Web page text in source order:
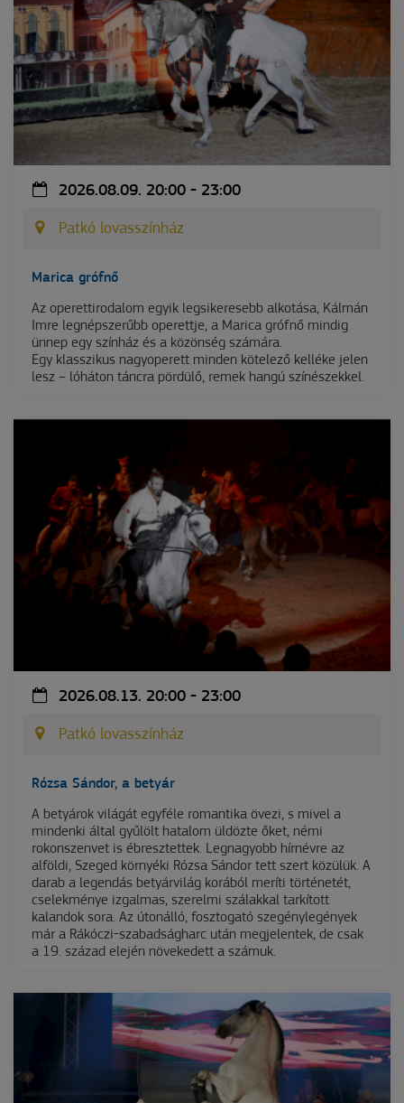
2026.08.09. 20:00 - 23:00
Patkó lovasszínház
Marica grófnő
Az operettirodalom egyik legsikeresebb alkotása, Kálmán
Imre legnépszerűbb operettje, a Marica grófnő mindig
ünnep egy színház és a közönség számára.
Egy klasszikus nagyoperett minden kötelező kelléke jelen
lesz – lóháton táncra pördülő, remek hangú színészekkel.
2026.08.13. 20:00 - 23:00
Patkó lovasszínház
Rózsa Sándor, a betyár
A betyárok világát egyféle romantika övezi, s mivel a
mindenki által gyűlölt hatalom üldözte őket, némi
rokonszenvet is ébresztettek. Legnagyobb hírnévre az
alföldi, Szeged környéki Rózsa Sándor tett szert közülük. A
darab a legendás betyárvilág korából meríti történetét,
cselekménye izgalmas, szerelmi szálakkal tarkított
kalandok sora. Az útonálló, fosztogató szegénylegények
már a Rákóczi-szabadságharc után megjelentek, de csak
a 19. század elején növekedett a számuk.